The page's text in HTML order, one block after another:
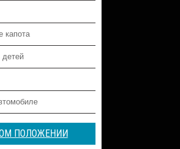
капота
детей
ПОЛОЖЕНИИ